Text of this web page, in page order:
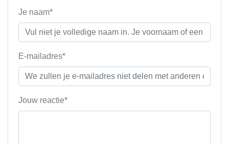
Je naam*
E-mailadres*
Jouw reactie*